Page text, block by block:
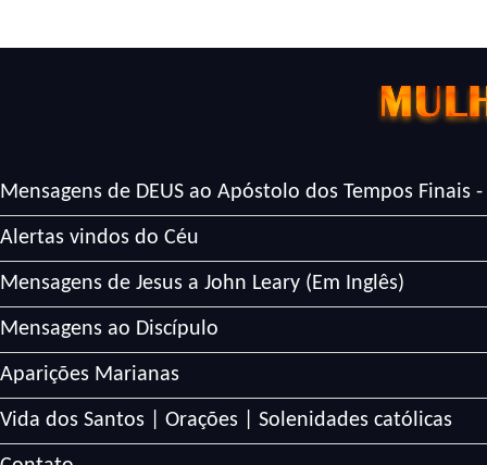
Mensagens de DEUS ao Apóstolo dos Tempos Finais -
Alertas vindos do Céu
Mensagens de Jesus a John Leary (Em Inglês)
Mensagens ao Discípulo
Aparições Marianas
Vida dos Santos | Orações | Solenidades católicas